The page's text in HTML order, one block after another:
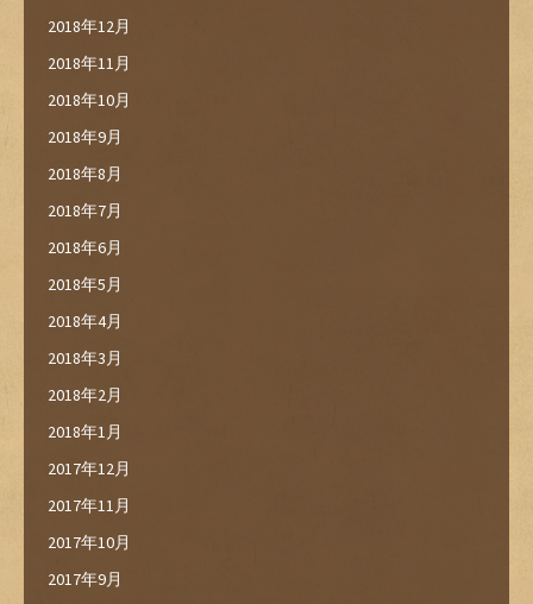
2018年12月
2018年11月
2018年10月
2018年9月
2018年8月
2018年7月
2018年6月
2018年5月
2018年4月
2018年3月
2018年2月
2018年1月
2017年12月
2017年11月
2017年10月
2017年9月